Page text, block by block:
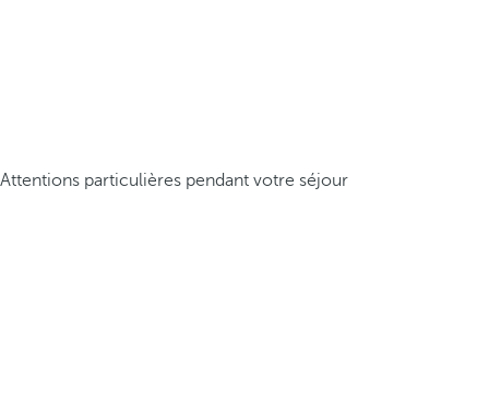
Attentions particulières pendant votre séjour